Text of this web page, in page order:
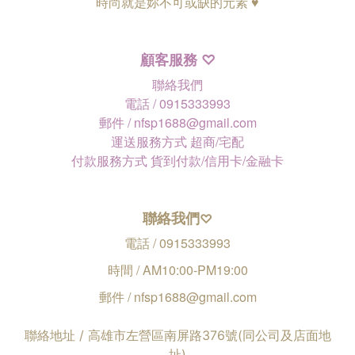
顧客服務 ♡
聯絡我們
電話 / 0915333993
郵件 / nfsp1688@gmail.com
運送服務方式 超商/宅配
付款服務方式 貨到付款/信用卡/金融卡
聯絡我們♡
電話 / 0915333993
時間 / AM10:00-PM19:00
郵件 / nfsp1688@gmail.com
聯絡地址 / 高雄市左營區南屏路376號(同公司及店面地